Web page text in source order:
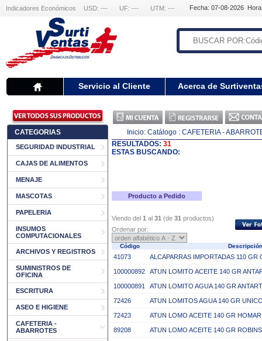
Indicadores Económicos USD: --- UF: --- UTM: --- Fecha: 07-08-2026
Servicio al Cliente Acerca de
CATEGORIAS
SEGURIDAD INDUSTRIAL
CAJAS DE ALIMENTOS
MENAJE
MASCOTAS
PAPELERIA
INSUMOS
COMPUTACIONALES
ARCHIVOS Y REGISTROS
SUMINISTROS DE
OFICINA
ESCRITURA
ASEO E HIGIENE
CAFETERIA -
ABARROTES
Inicio: Catálogo : CAFETERIA -
RESULTADOS: 31
ESTAS BUSCANDO:
Producto a Pedido
Viendo del 1 al 31 (de 31 productos)
Ordenar por:
Código
41073 ALCAPARRAS IMPORTADAS 110 GR
100000892 ATUN LOMITO ACEITE 140 GR
100000891 ATUN LOMITO AGUA 140 GR
72426 ATUN LOMITOS AGUA 140 GR
72423 ATUN LOMO ACEITE 140 GR HOMAR
89208 ATUN LOMO ACEITE 140 GR